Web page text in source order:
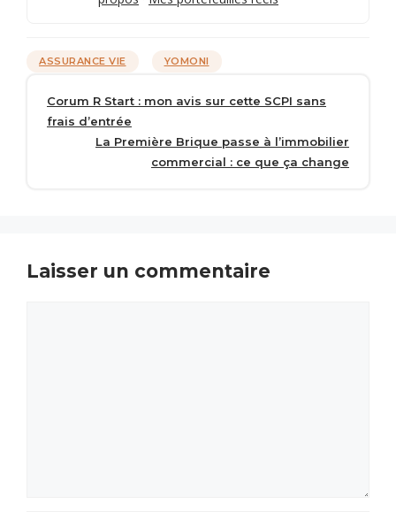
Catégories
ASSURANCE VIE Étiquettes
YOMONI
Corum R Start : mon avis sur cette SCPI sans
frais d’entrée
La Première Brique passe à l’immobilier
commercial : ce que ça change
Laisser un commentaire